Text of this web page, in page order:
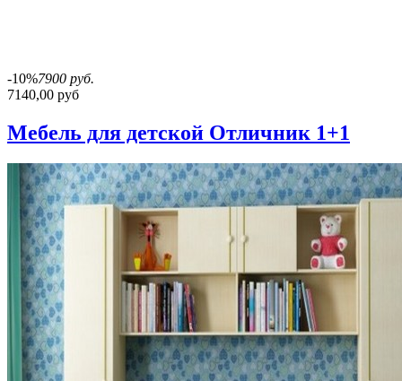
-10%7900 руб.
7140,00 руб
Мебель для детской Отличник 1+1